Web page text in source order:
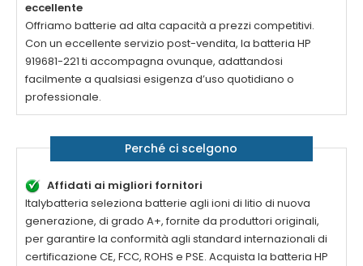
eccellente
Offriamo batterie ad alta capacità a prezzi competitivi.
Con un eccellente servizio post-vendita, la batteria HP
919681-221 ti accompagna ovunque, adattandosi
facilmente a qualsiasi esigenza d’uso quotidiano o
professionale.
Perché ci scelgono
Affidati ai migliori fornitori
Italybatteria seleziona batterie agli ioni di litio di nuova
generazione, di grado A+, fornite da produttori originali,
per garantire la conformità agli standard internazionali di
certificazione CE, FCC, ROHS e PSE. Acquista la batteria HP